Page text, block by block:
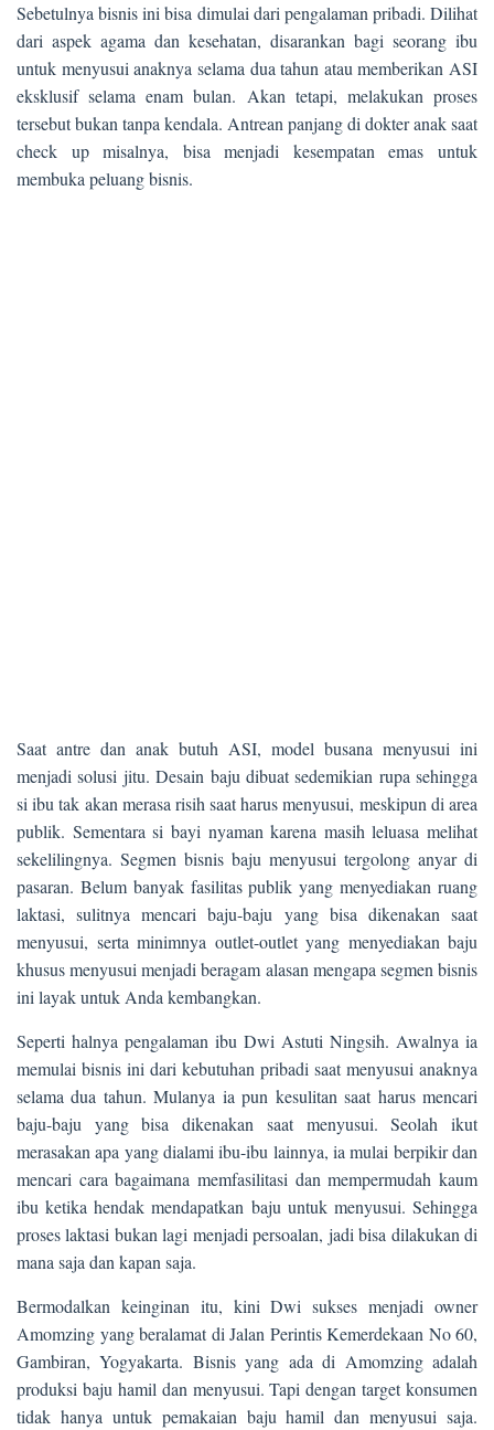
Sebetulnya bisnis ini bisa dimulai dari pengalaman pribadi. Dilihat
dari aspek agama dan kesehatan, disarankan bagi seorang ibu
untuk menyusui anaknya selama dua tahun atau memberikan ASI
eksklusif selama enam bulan. Akan tetapi, melakukan proses
tersebut bukan tanpa kendala. Antrean panjang di dokter anak saat
check up misalnya, bisa menjadi kesempatan emas untuk
membuka peluang bisnis.
Saat antre dan anak butuh ASI, model busana menyusui ini
menjadi solusi jitu. Desain baju dibuat sedemikian rupa sehingga
si ibu tak akan merasa risih saat harus menyusui, meskipun di area
publik. Sementara si bayi nyaman karena masih leluasa melihat
sekelilingnya. Segmen bisnis baju menyusui tergolong anyar di
pasaran. Belum banyak fasilitas publik yang menyediakan ruang
laktasi, sulitnya mencari baju-baju yang bisa dikenakan saat
menyusui, serta minimnya outlet-outlet yang menyediakan baju
khusus menyusui menjadi beragam alasan mengapa segmen bisnis
ini layak untuk Anda kembangkan.
Seperti halnya pengalaman ibu Dwi Astuti Ningsih. Awalnya ia
memulai bisnis ini dari kebutuhan pribadi saat menyusui anaknya
selama dua tahun. Mulanya ia pun kesulitan saat harus mencari
baju-baju yang bisa dikenakan saat menyusui. Seolah ikut
merasakan apa yang dialami ibu-ibu lainnya, ia mulai berpikir dan
mencari cara bagaimana memfasilitasi dan mempermudah kaum
ibu ketika hendak mendapatkan baju untuk menyusui. Sehingga
proses laktasi bukan lagi menjadi persoalan, jadi bisa dilakukan di
mana saja dan kapan saja.
Bermodalkan keinginan itu, kini Dwi sukses menjadi owner
Amomzing yang beralamat di Jalan Perintis Kemerdekaan No 60,
Gambiran, Yogyakarta. Bisnis yang ada di Amomzing adalah
produksi baju hamil dan menyusui. Tapi dengan target konsumen
tidak hanya untuk pemakaian baju hamil dan menyusui saja.